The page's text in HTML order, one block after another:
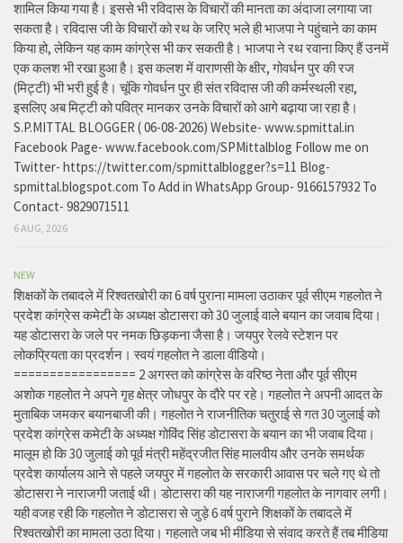
शामिल किया गया है। इससे भी रविदास के विचारों की मानता का अंदाजा लगाया जा
सकता है। रविदास जी के विचारों को रथ के जरिए भले ही भाजपा ने पहुंचाने का काम
किया हो, लेकिन यह काम कांग्रेस भी कर सकती है। भाजपा ने रथ रवाना किए हैं उनमें
एक कलश भी रखा हुआ है। इस कलश में वाराणसी के क्षीर, गोवर्धन पुर की रज
(मिट्टी) भी भरी हुई है। चूंकि गोवर्धन पुर ही संत रविदास जी की कर्मस्थली रहा,
इसलिए अब मिट्टी को पवित्र मानकर उनके विचारों को आगे बढ़ाया जा रहा है।
S.P.MITTAL BLOGGER ( 06-08-2026) Website- www.spmittal.in
Facebook Page- www.facebook.com/SPMittalblog Follow me on
Twitter- https://twitter.com/spmittalblogger?s=11 Blog-
spmittal.blogspot.com To Add in WhatsApp Group- 9166157932 To
Contact- 9829071511
6 AUG, 2026
NEW
शिक्षकों के तबादले में रिश्वतखोरी का 6 वर्ष पुराना मामला उठाकर पूर्व सीएम गहलोत ने
प्रदेश कांग्रेस कमेटी के अध्यक्ष डोटासरा को 30 जुलाई वाले बयान का जवाब दिया।
यह डोटासरा के जले पर नमक छिड़कना जैसा है। जयपुर रेलवे स्टेशन पर
लोकप्रियता का प्रदर्शन। स्वयं गहलोत ने डाला वीडियो।
================= 2 अगस्त को कांग्रेस के वरिष्ठ नेता और पूर्व सीएम
अशोक गहलोत ने अपने गृह क्षेत्र जोधपुर के दौरे पर रहे। गहलोत ने अपनी आदत के
मुताबिक जमकर बयानबाजी की। गहलोत ने राजनीतिक चतुराई से गत 30 जुलाई को
प्रदेश कांग्रेस कमेटी के अध्यक्ष गोविंद सिंह डोटासरा के बयान का भी जवाब दिया।
मालूम हो कि 30 जुलाई को पूर्व मंत्री महेंद्रजीत सिंह मालवीय और उनके समर्थक
प्रदेश कार्यालय आने से पहले जयपुर में गहलोत के सरकारी आवास पर चले गए थे तो
डोटासरा ने नाराजगी जताई थी। डोटासरा की यह नाराजगी गहलोत के नागवार लगी।
यही वजह रही कि गहलोत ने डोटासरा से जुड़े 6 वर्ष पुराने शिक्षकों के तबादले में
रिश्वतखोरी का मामला उठा दिया। गहलाते जब भी मीडिया से संवाद करते हैं तब मीडिया